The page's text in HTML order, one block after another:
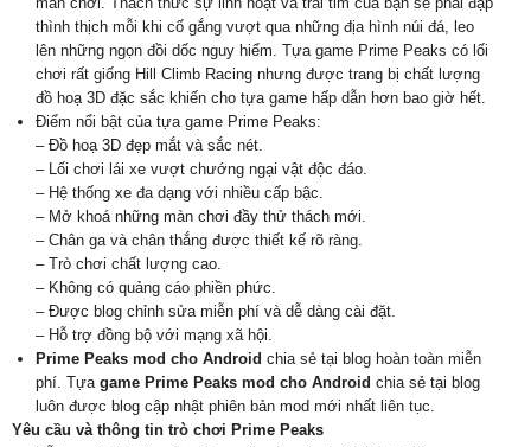
thình thịch mỗi khi cố gắng vượt qua những địa hình núi đá, leo
lên những ngọn đồi dốc nguy hiểm. Tựa game Prime Peaks có lối
chơi rất giống Hill Climb Racing nhưng được trang bị chất lượng
đồ hoạ 3D đặc sắc khiến cho tựa game hấp dẫn hơn bao giờ hết.
Điểm nổi bật của tựa game Prime Peaks:
– Đồ hoạ 3D đẹp mắt và sắc nét.
– Lối chơi lái xe vượt chướng ngại vật độc đáo.
– Hệ thống xe đa dạng với nhiều cấp bậc.
– Mở khoá những màn chơi đầy thử thách mới.
– Chân ga và chân thắng được thiết kế rõ ràng.
– Trò chơi chất lượng cao.
– Không có quảng cáo phiền phức.
– Được blog chỉnh sửa miễn phí và dễ dàng cài đặt.
– Hỗ trợ đồng bộ với mạng xã hội.
Prime Peaks mod cho Android chia sẻ tại blog hoàn toàn miễn
phí. Tựa game Prime Peaks mod cho Android chia sẻ tại blog
luôn được blog cập nhật phiên bản mod mới nhất liên tục.
Yêu cầu và thông tin trò chơi Prime Peaks